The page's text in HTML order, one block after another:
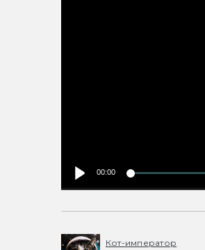
00:00
Кот-император